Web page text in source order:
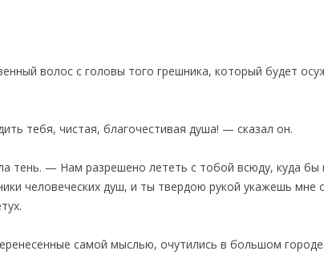
волос с головы того грешника, который будет
тебя, чистая, благочестивая душа! — сказал он.
тень. — Нам разрешено лететь с тобой всюду, куда бы
человеческих душ, и ты твердою рукой укажешь
самой мыслью, очутились в большом